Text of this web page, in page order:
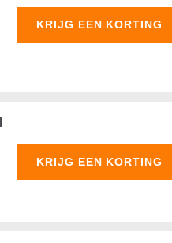
KRIJG EEN KORTING
KRIJG EEN KORTING